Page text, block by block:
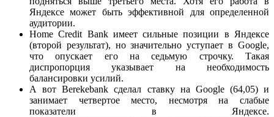
Яндексе может быть эффективной для определенной
аудитории.
Home Credit Bank имеет сильные позиции в Яндексе
(второй результат), но значительно уступает в Google,
что опускает его на седьмую строчку. Такая
диспропорция указывает на необходимость
балансировки усилий.
А вот Berekebank сделал ставку на Google (64,05) и
занимает четвертое место, несмотря на слабые
показатели в Яндексе.